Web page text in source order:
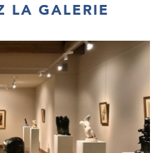
LA GALERIE